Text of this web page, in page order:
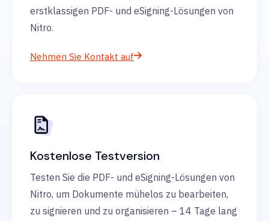
erstklassigen PDF- und eSigning-Lösungen von
Nitro.
Nehmen Sie Kontakt auf
Kostenlose Testversion
Testen Sie die PDF- und eSigning-Lösungen von
Nitro, um Dokumente mühelos zu bearbeiten,
zu signieren und zu organisieren – 14 Tage lang